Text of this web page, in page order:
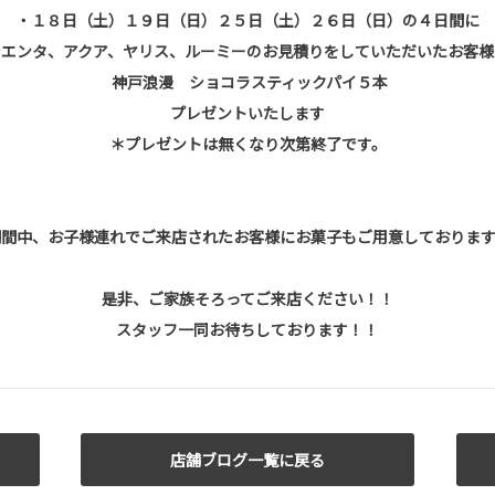
・１８日（土）１９日（日）２５日（土）２６日（日）の４日間に
ンタ、アクア、ヤリス、ルーミーのお見積りをしていただいたお客
神戸浪漫 ショコラスティックパイ５本
プレゼントいたします
＊プレゼントは無くなり次第終了です。
中、お子様連れでご来店されたお客様にお菓子もご用意しております
是非、ご家族そろってご来店ください！！
スタッフ一同お待ちしております！！
店舗ブログ一覧に戻る